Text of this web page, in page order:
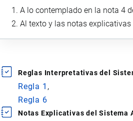
A lo contemplado en la nota 4
Al texto y las notas explicativas
Reglas Interpretativas del
Regla 1
Regla 6
Notas Explicativas del Sistema